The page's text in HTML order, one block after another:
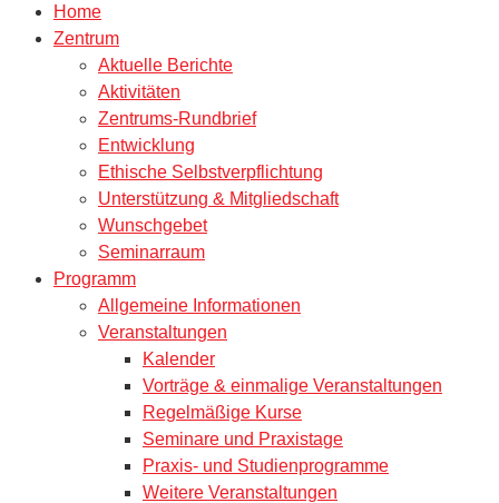
Home
Zentrum
Aktuelle Berichte
Aktivitäten
Zentrums-Rundbrief
Entwicklung
Ethische Selbstverpflichtung
Unterstützung & Mitgliedschaft
Wunschgebet
Seminarraum
Programm
Allgemeine Informationen
Veranstaltungen
Kalender
Vorträge & einmalige Veranstaltungen
Regelmäßige Kurse
Seminare und Praxistage
Praxis- und Studienprogramme
Weitere Veranstaltungen